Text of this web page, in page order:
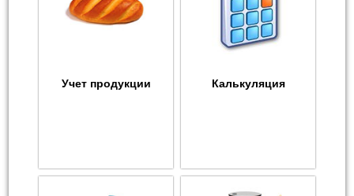
Учет продукции Калькуляция